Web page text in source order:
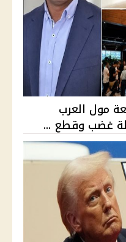
مول العرب
غضب وقطع ...